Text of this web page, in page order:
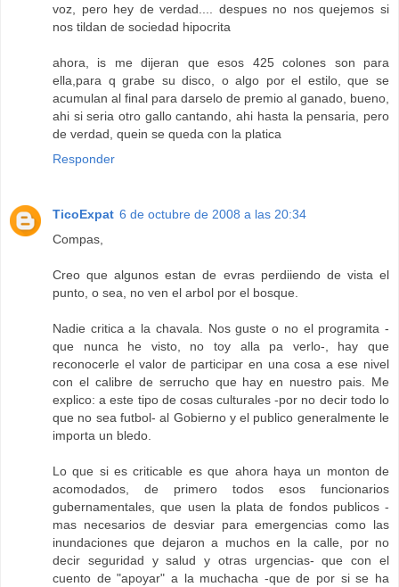
voz, pero hey de verdad.... despues no nos quejemos si
nos tildan de sociedad hipocrita
ahora, is me dijeran que esos 425 colones son para
ella,para q grabe su disco, o algo por el estilo, que se
acumulan al final para darselo de premio al ganado, bueno,
ahi si seria otro gallo cantando, ahi hasta la pensaria, pero
de verdad, quein se queda con la platica
Responder
TicoExpat 6 de octubre de 2008 a las 20:34
Compas,
Creo que algunos estan de evras perdiiendo de vista el
punto, o sea, no ven el arbol por el bosque.
Nadie critica a la chavala. Nos guste o no el programita -
que nunca he visto, no toy alla pa verlo-, hay que
reconocerle el valor de participar en una cosa a ese nivel
con el calibre de serrucho que hay en nuestro pais. Me
explico: a este tipo de cosas culturales -por no decir todo lo
que no sea futbol- al Gobierno y el publico generalmente le
importa un bledo.
Lo que si es criticable es que ahora haya un monton de
acomodados, de primero todos esos funcionarios
gubernamentales, que usen la plata de fondos publicos -
mas necesarios de desviar para emergencias como las
inundaciones que dejaron a muchos en la calle, por no
decir seguridad y salud y otras urgencias- que con el
cuento de "apoyar" a la muchacha -que de por si se ha